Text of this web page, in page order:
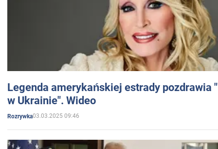
Legenda amerykańskiej estrady pozdrawia
w Ukrainie". Wideo
Rozrywka03.03.2025 09:46